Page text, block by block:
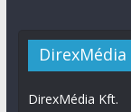
DirexMédia Kft.